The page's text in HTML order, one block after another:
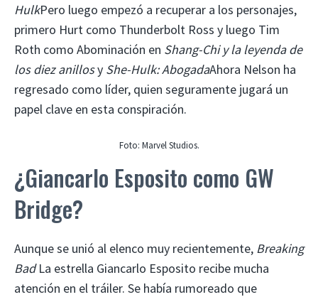
HulkPero luego empezó a recuperar a los personajes,
primero Hurt como Thunderbolt Ross y luego Tim
Roth como Abominación en Shang-Chi y la leyenda de
los diez anillosy She-Hulk: AbogadaAhora Nelson ha
regresado como líder, quien seguramente jugará un
papel clave en esta conspiración.
Foto: Marvel Studios.
¿Giancarlo Esposito como GW
Bridge?
Aunque se unió al elenco muy recientemente, Breaking
BadLa estrella Giancarlo Esposito recibe mucha
atención en el tráiler. Se había rumoreado que